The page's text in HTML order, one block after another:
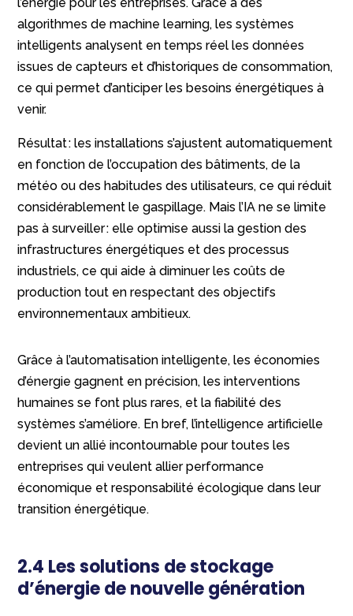
algorithmes de machine learning, les systèmes
intelligents analysent en temps réel les données
issues de capteurs et d’historiques de consommation,
ce qui permet d’anticiper les besoins énergétiques à
venir.
Résultat : les installations s’ajustent automatiquement
en fonction de l’occupation des bâtiments, de la
météo ou des habitudes des utilisateurs, ce qui réduit
considérablement le gaspillage. Mais l’IA ne se limite
pas à surveiller : elle optimise aussi la gestion des
infrastructures énergétiques et des processus
industriels, ce qui aide à diminuer les coûts de
production tout en respectant des objectifs
environnementaux ambitieux.
Grâce à l’automatisation intelligente, les économies
d’énergie gagnent en précision, les interventions
humaines se font plus rares, et la fiabilité des
systèmes s’améliore. En bref, l’intelligence artificielle
devient un allié incontournable pour toutes les
entreprises qui veulent allier performance
économique et responsabilité écologique dans leur
transition énergétique.
2.4 Les solutions de stockage
d’énergie de nouvelle génération